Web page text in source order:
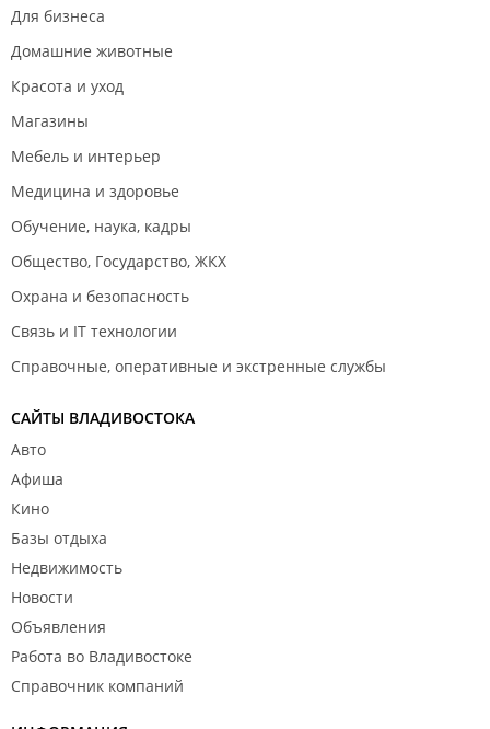
Для бизнеса
Домашние животные
Красота и уход
Магазины
Мебель и интерьер
Медицина и здоровье
Обучение, наука, кадры
Общество, Государство, ЖКХ
Охрана и безопасность
Связь и IT технологии
Справочные, оперативные и экстренные службы
САЙТЫ ВЛАДИВОСТОКА
Авто
Афиша
Кино
Базы отдыха
Недвижимость
Новости
Объявления
Работа во Владивостоке
Справочник компаний